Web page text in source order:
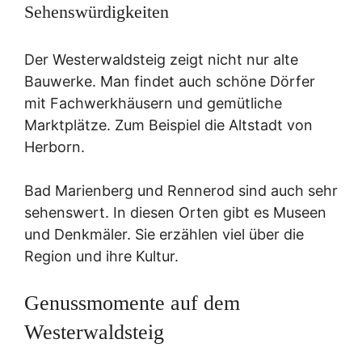
Sehenswürdigkeiten
Der Westerwaldsteig zeigt nicht nur alte
Bauwerke. Man findet auch schöne Dörfer
mit Fachwerkhäusern und gemütliche
Marktplätze. Zum Beispiel die Altstadt von
Herborn.
Bad Marienberg und Rennerod sind auch sehr
sehenswert. In diesen Orten gibt es Museen
und Denkmäler. Sie erzählen viel über die
Region und ihre Kultur.
Genussmomente auf dem
Westerwaldsteig